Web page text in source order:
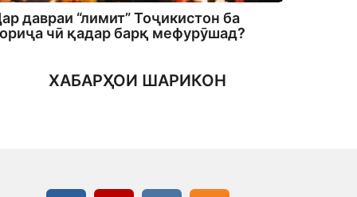
давраи “лимит” Тоҷикистон ба
чӣ қадар барқ мефурӯшад?
ХАБАРҲОИ ШАРИКОН